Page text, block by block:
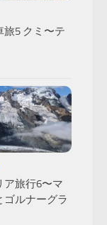
5 クミ〜テ
ア旅行6〜マ
ゴルナーグラ